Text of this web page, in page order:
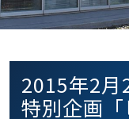
2015年2月
特別企画